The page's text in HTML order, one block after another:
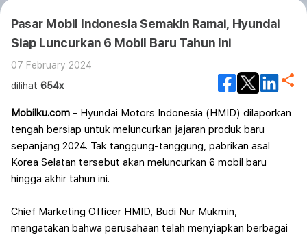
Pasar Mobil Indonesia Semakin Ramai, Hyundai
Siap Luncurkan 6 Mobil Baru Tahun Ini
07 February 2024
dilihat 654x
Mobilku.com - Hyundai Motors Indonesia (HMID) dilaporkan
tengah bersiap untuk meluncurkan jajaran produk baru
sepanjang 2024. Tak tanggung-tanggung, pabrikan asal
Korea Selatan tersebut akan meluncurkan 6 mobil baru
hingga akhir tahun ini.
Chief Marketing Officer HMID, Budi Nur Mukmin,
mengatakan bahwa perusahaan telah menyiapkan berbagai